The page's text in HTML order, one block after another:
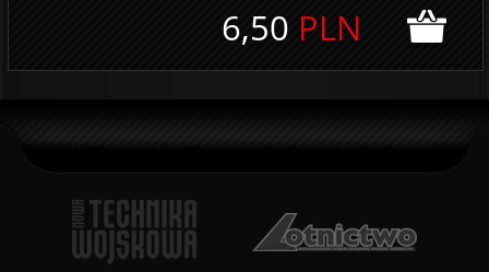
6,50 PLN